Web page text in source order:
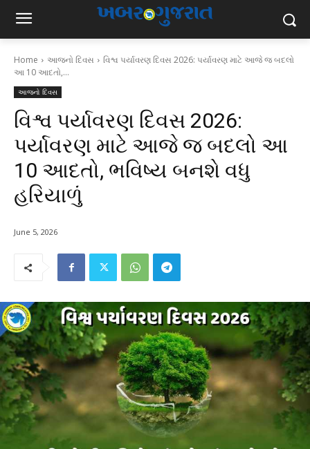
Home આજનો દિવસ
વિશ્વ પર્યાવરણ દિવસ 2026: પર્યાવરણ માટે આજે જ બદલો
આ 10 આદતો,...
આજનો દિવસ
વિશ્વ પર્યાવરણ દિવસ 2026:
પર્યાવરણ માટે આજે જ બદલો આ
10 આદતો, ભવિષ્ય બનશે વધુ
હરિયાળું
June 5, 2026